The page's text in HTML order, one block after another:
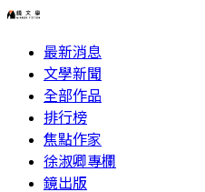
最新消息
文學新聞
全部作品
排行榜
焦點作家
徐淑卿專欄
鏡出版